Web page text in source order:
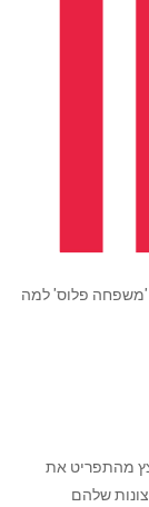
'משפחה פלוס' למה
מהתפריט את
שלהם